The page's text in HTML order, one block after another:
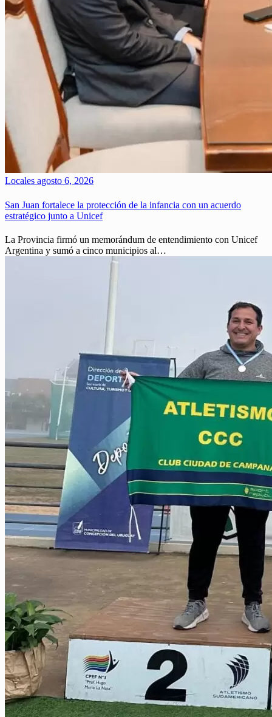
Locales agosto 6, 2026
San Juan fortalece la protección de la infancia con un acuerdo
estratégico junto a Unicef
La Provincia firmó un memorándum de entendimiento con Unicef
Argentina y sumó a cinco municipios al…